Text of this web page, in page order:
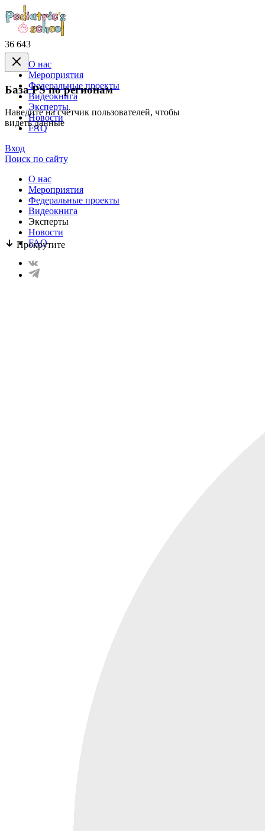
36 643
База PS по регионам
Наведите на счётчик пользователей, чтобы
видеть данные
Прокрутите
О нас
Mероприятия
Федеральные проекты
Видеокнига
Эксперты
Новости
FAQ
Вход
Поиск по сайту
О нас
Mероприятия
Федеральные проекты
Видеокнига
Эксперты
Новости
FAQ